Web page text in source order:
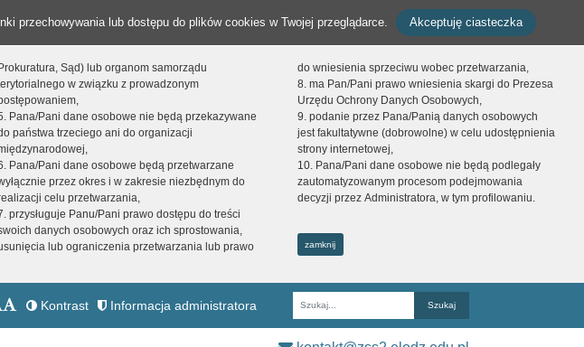
przechowywania lub dostępu do plików cookies w Twojej przeglądarce. Akceptuję ciasteczka
Prokuratura, Sąd) lub organom samorządu
w związku z prowadzonym
Pana/Pani dane osobowe nie będą przekazywane
państwa trzeciego ani do organizacji
Pana/Pani dane osobowe będą przetwarzane
przez okres i w zakresie niezbędnym do
celu przetwarzania,
przysługuje Panu/Pani prawo dostępu do treści
danych osobowych oraz ich sprostowania,
lub ograniczenia przetwarzania lub prawo
do wniesienia sprzeciwu wobec przetwarzania,
8. ma Pan/Pani prawo wniesienia skargi do Prezesa
Urzędu Ochrony Danych Osobowych,
9. podanie przez Pana/Panią danych osobowych
jest fakultatywne (dobrowolne) w celu udostępnienia
strony internetowej,
10. Pana/Pani dane osobowe nie będą podlegały
zautomatyzowanym procesom podejmowania
decyzji przez Administratora, w tym profilowaniu.
zamknij
Kontrast Informacja administratora
Fraza